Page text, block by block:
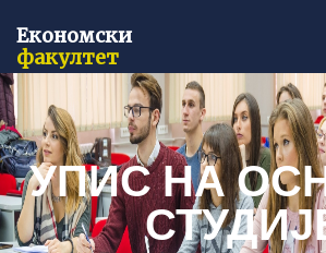
Економски
факултет
УПИС НА